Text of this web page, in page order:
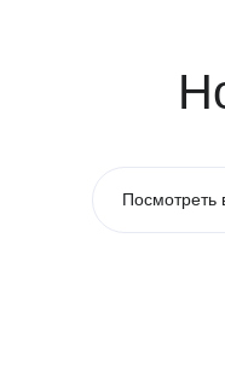
Посмотреть